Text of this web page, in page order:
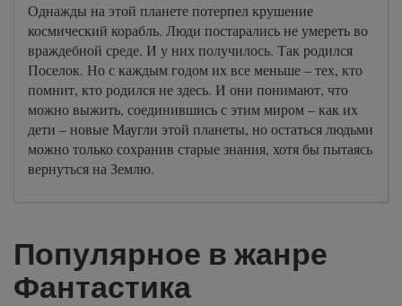
Однажды на этой планете потерпел крушение
космический корабль. Люди постарались не умереть во
враждебной среде. И у них получилось. Так родился
Поселок. Но с каждым годом их все меньше – тех, кто
помнит, кто родился не здесь. И они понимают, что
можно выжить, соединившись с этим миром – как их
дети – новые Маугли этой планеты, но остаться людьми
можно только сохранив старые знания, хотя бы пытаясь
вернуться на Землю.
Популярное в жанре
Фантастика